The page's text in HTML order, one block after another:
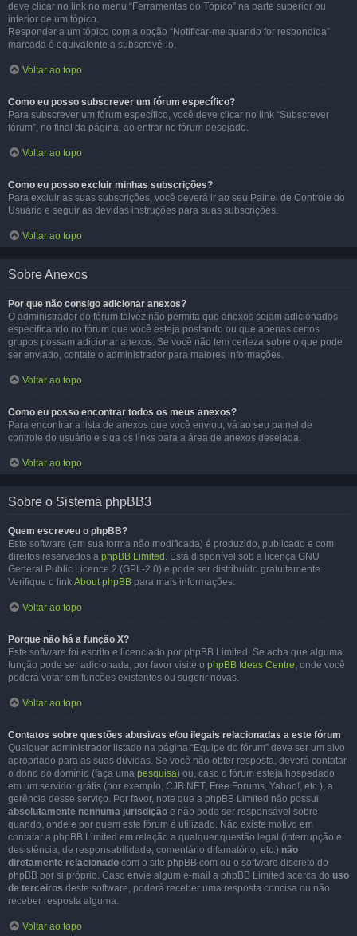
deve clicar no link no menu “Ferramentas do Tópico” na parte superior ou
inferior de um tópico.
Responder a um tópico com a opção “Notificar-me quando for respondida”
marcada é equivalente a subscrevê-lo.
Voltar ao topo
Como eu posso subscrever um fórum específico?
Para subscrever um fórum específico, você deve clicar no link “Subscrever
fórum”, no final da página, ao entrar no fórum desejado.
Voltar ao topo
Como eu posso excluir minhas subscrições?
Para excluir as suas subscrições, você deverá ir ao seu Painel de Controle do
Usuário e seguir as devidas instruções para suas subscrições.
Voltar ao topo
Sobre Anexos
Por que não consigo adicionar anexos?
O administrador do fórum talvez não permita que anexos sejam adicionados
especificando no fórum que você esteja postando ou que apenas certos
grupos possam adicionar anexos. Se você não tem certeza sobre o que pode
ser enviado, contate o administrador para maiores informações.
Voltar ao topo
Como eu posso encontrar todos os meus anexos?
Para encontrar a lista de anexos que você enviou, vá ao seu painel de
controle do usuário e siga os links para a área de anexos desejada.
Voltar ao topo
Sobre o Sistema phpBB3
Quem escreveu o phpBB?
Este software (em sua forma não modificada) é produzido, publicado e com
direitos reservados a phpBB Limited . Está disponível sob a licença GNU
General Public Licence 2 (GPL-2.0) e pode ser distribuído gratuitamente.
Verifique o link About phpBB para mais informações.
Voltar ao topo
Porque não há a função X?
Este software foi escrito e licenciado por phpBB Limited. Se acha que alguma
função pode ser adicionada, por favor visite o phpBB Ideas Centre, onde você
poderá votar em funcões existentes ou sugerir novas.
Voltar ao topo
Contatos sobre questões abusivas e/ou ilegais relacionadas a este fórum
Qualquer administrador listado na página “Equipe do fórum” deve ser um alvo
apropriado para as suas dúvidas. Se você não obter resposta, deverá contatar
o dono do domínio (faça uma pesquisa) ou, caso o fórum esteja hospedado
em um servidor grátis (por exemplo, CJB.NET, Free Forums, Yahoo!, etc.), a
gerência desse serviço. Por favor, note que a phpBB Limited não possui
absolutamente nenhuma jurisdição e não pode ser responsável sobre
quando, onde e por quem este fórum é utilizado. Não existe motivo em
contatar a phpBB Limited em relação a qualquer questão legal (interrupção e
desistência, de responsabilidade, comentário difamatório, etc.) não
diretamente relacionado com o site phpBB.com ou o software discreto do
phpBB por si próprio. Caso envie algum e-mail a phpBB Limited acerca do uso
de terceiros deste software, poderá receber uma resposta concisa ou não
receber resposta alguma.
Voltar ao topo